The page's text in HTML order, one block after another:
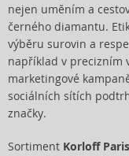
nejen uměním a
černého diamantu.
výběru surovin a
například v precizním
marketingové
sociálních sítích
značky.
Sortiment Korloff Paris